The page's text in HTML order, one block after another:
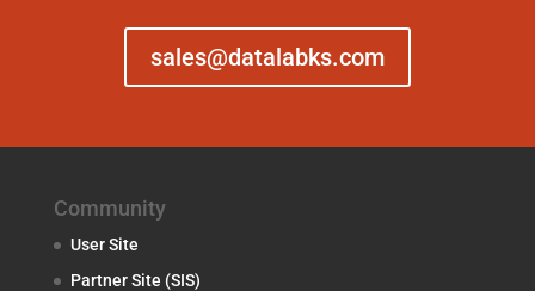
sales@datalabks.com
Community
User Site
Partner Site (SIS)